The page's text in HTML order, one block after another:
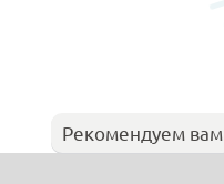
Рекомендуем вам